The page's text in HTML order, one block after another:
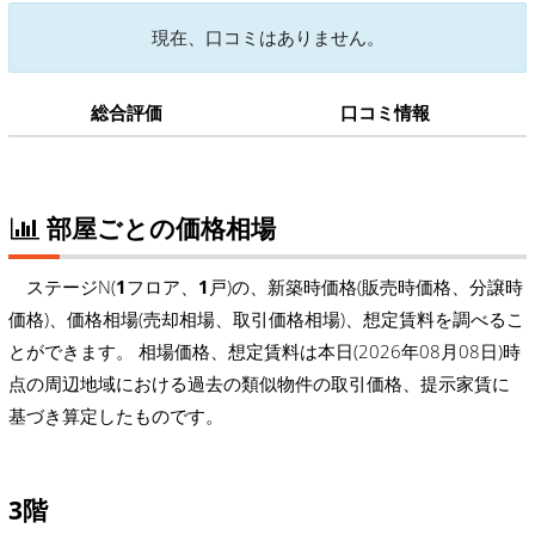
現在、口コミはありません。
総合評価 口コミ情報
部屋ごとの価格相場
ステージN(1フロア、 1 戸)の、新築時価格(販売時価格、分譲時
価格)、価格相場(売却相場、取引価格相場)、想定賃料を調べるこ
とができます。 相場価格、想定賃料は本日(2026年08月08日)時
点の周辺地域における過去の類似物件の取引価格、提示家賃に
基づき算定したものです。
3階